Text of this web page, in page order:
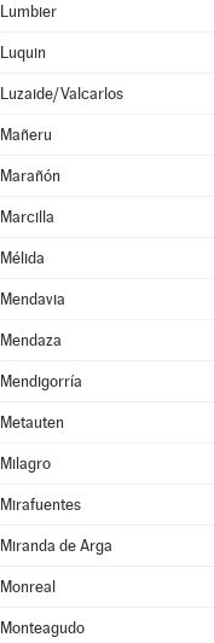
Lumbier
Luquin
Luzaide/Valcarlos
Mañeru
Marañón
Marcilla
Mélida
Mendavia
Mendaza
Mendigorría
Metauten
Milagro
Mirafuentes
Miranda de Arga
Monreal
Monteagudo